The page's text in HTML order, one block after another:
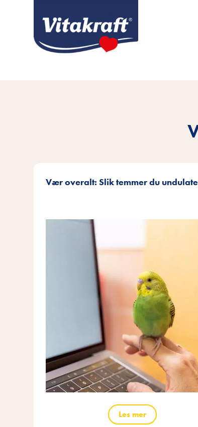
Vær overalt: Slik temmer du
Les mer